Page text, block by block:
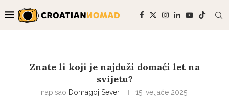
Znate li koji je najduži domaći let na
svijetu?
napisao Domagoj Sever 15. veljače 2025.